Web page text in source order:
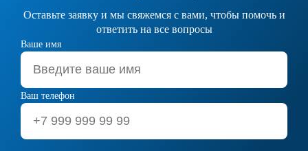
Оставьте заявку и мы свяжемся с вами, чтобы помочь и
ответить на все вопросы
Ваше имя
Ваш телефон